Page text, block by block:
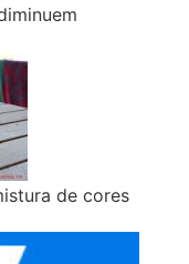
de cores